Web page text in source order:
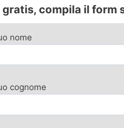
compila il form
nome
cognome